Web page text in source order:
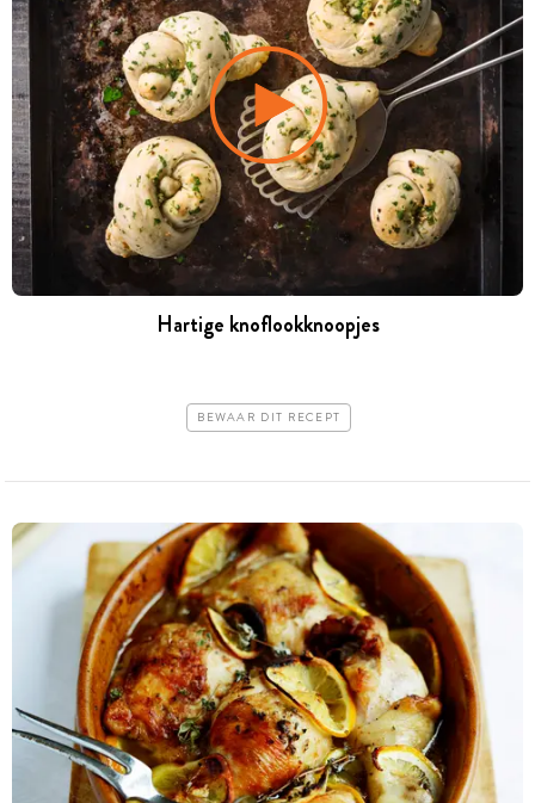
Hartige knoflookknoopjes
BEWAAR DIT RECEPT